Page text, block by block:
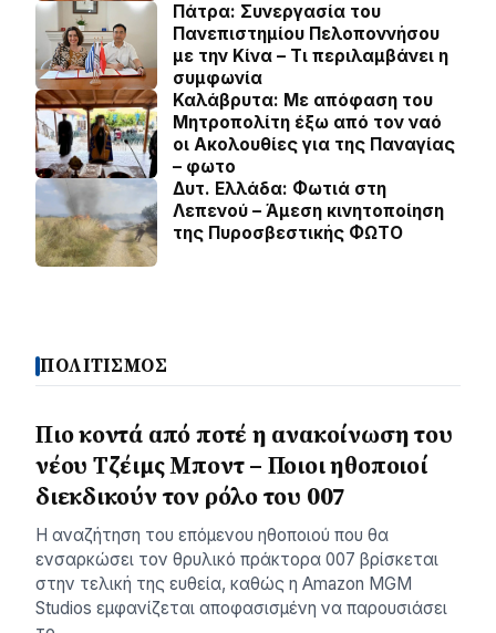
Πάτρα: Συνεργασία του
Πανεπιστημίου Πελοποννήσου
με την Κίνα – Τι περιλαμβάνει η
συμφωνία
Καλάβρυτα: Με απόφαση του
Μητροπολίτη έξω από τον ναό
οι Ακολουθίες για της Παναγίας
– φωτο
Δυτ. Ελλάδα: Φωτιά στη
Λεπενού – Άμεση κινητοποίηση
της Πυροσβεστικής ΦΩΤΟ
ΠΟΛΙΤΙΣΜΟΣ
Πιο κοντά από ποτέ η ανακοίνωση του
νέου Τζέιμς Μποντ – Ποιοι ηθοποιοί
διεκδικούν τον ρόλο του 007
Η αναζήτηση του επόμενου ηθοποιού που θα
ενσαρκώσει τον θρυλικό πράκτορα 007 βρίσκεται
στην τελική της ευθεία, καθώς η Amazon MGM
Studios εμφανίζεται αποφασισμένη να παρουσιάσει